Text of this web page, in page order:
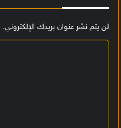
لن يتم نشر عنوان بريدك الإلكتروني.